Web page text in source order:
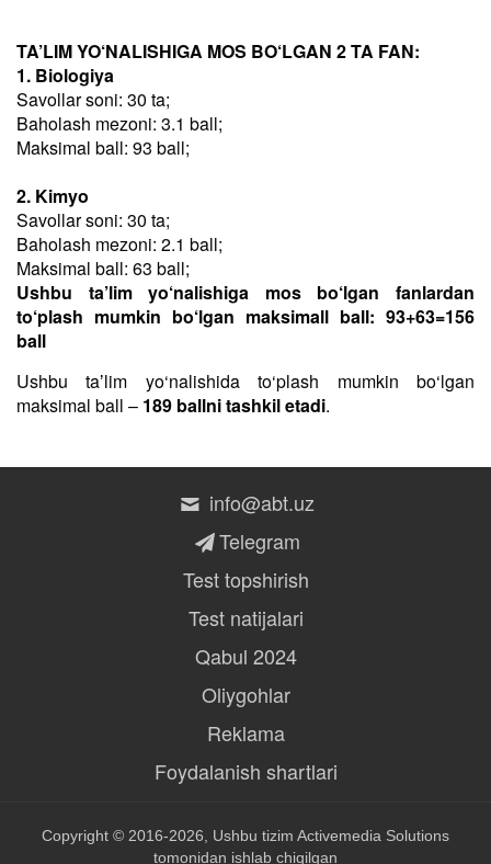
TA’LIM YO‘NALISHIGA MOS BO‘LGAN 2 TA FAN:
1. Biologiya
Savollar soni: 30 ta;
Baholash mezoni: 3.1 ball;
Maksimal ball: 93 ball;
2. Kimyo
Savollar soni: 30 ta;
Baholash mezoni: 2.1 ball;
Maksimal ball: 63 ball;
Ushbu ta’lim yo‘nalishiga mos bo‘lgan fanlardan
to‘plash mumkin bo‘lgan maksimall ball: 93+63=156
ball
Ushbu taʼlim yo‘nalishida to‘plash mumkin bo‘lgan
maksimal ball – 189 ballni tashkil etadi.
info@abt.uz
Telegram
Test topshirish
Test natijalari
Qabul 2024
Oliygohlar
Reklama
Foydalanish shartlari
Copyright © 2016-2026, Ushbu tizim Activemedia Solutions
tomonidan ishlab chiqilgan